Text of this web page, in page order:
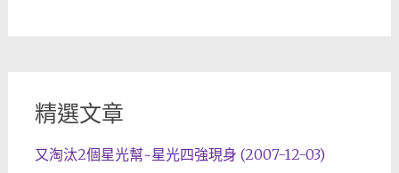
精選文章
又淘汰2個星光幫~星光四強現身 (2007-12-03)